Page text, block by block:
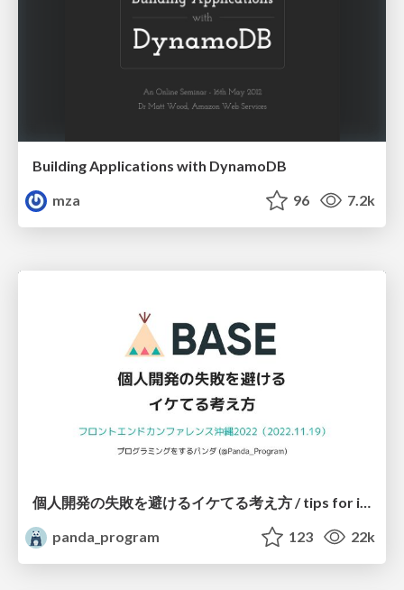
Building Applications with DynamoDB
mza
96 7.2k
panda_program
123 22k